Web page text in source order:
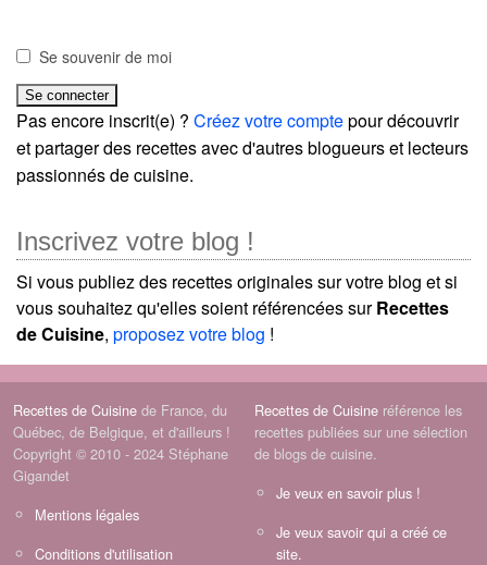
Se souvenir de moi
Pas encore inscrit(e) ? Créez votre comptepour découvrir
et partager des recettes avec d'autres blogueurs et lecteurs
passionnés de cuisine.
Inscrivez votre blog !
Si vous publiez des recettes originales sur votre blog et si
vous souhaitez qu'elles soient référencées surRecettes
de Cuisine, proposez votre blog !
Recettes de Cuisine de France, du
Québec, de Belgique, et d'ailleurs !
Copyright © 2010 - 2024 Stéphane
Gigandet
Mentions légales
Conditions d'utilisation
Recettes de Cuisine référence les
recettes publiées sur une sélection
de blogs de cuisine.
Je veux en savoir plus !
Je veux savoir qui a créé ce
site.